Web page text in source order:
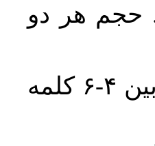
حجم هر دو
واژگان کلیدی بلافاصله پس از چکیده فارسی و انگلیسی و بین ۴-۶ کلمه